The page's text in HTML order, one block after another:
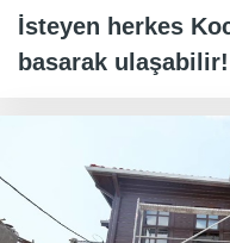
İsteyen herkes
basarak ulaşabilir!